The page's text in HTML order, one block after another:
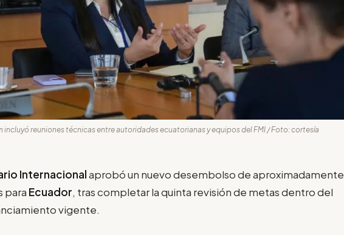
incluyó reuniones técnicas entre autoridades ecuatorianas y equipos del FMI / Foto: cortesía
Internacionalaprobó un nuevo desembolso de aproximadamente
para Ecuador, tras completar la quinta revisión de metas dentro del
vigente.